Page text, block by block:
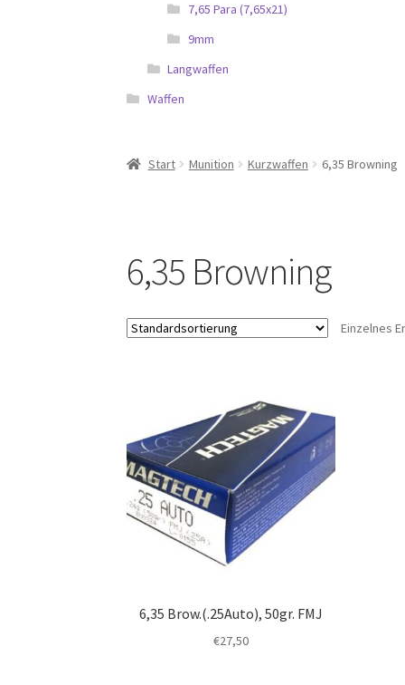
7,65 Para (7,65x21)
9mm
Langwaffen
Waffen
Start Munition Kurzwaffen 6,35 Browning
6,35 Browning
Einzelnes
6,35 Brow.(.25Auto), 50gr. FMJ
€27,50